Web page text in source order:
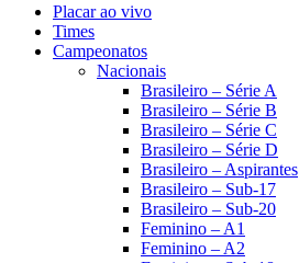
Placar ao vivo
Times
Campeonatos
Nacionais
Brasileiro – Série A
Brasileiro – Série B
Brasileiro – Série C
Brasileiro – Série D
Brasileiro – Aspirantes
Brasileiro – Sub-17
Brasileiro – Sub-20
Feminino – A1
Feminino – A2